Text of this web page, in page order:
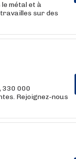
métal et à
sur des
330 000
Rejoignez-nous